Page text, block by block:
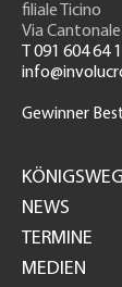
filiale Ticino
Via
T 091 604 64
Gewinner
GH
NEWS
TERMINE
MEDIEN